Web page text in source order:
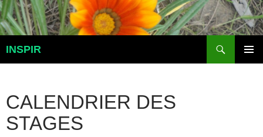
Aller
au
contenu
INSPIR
CALENDRIER DES
STAGES